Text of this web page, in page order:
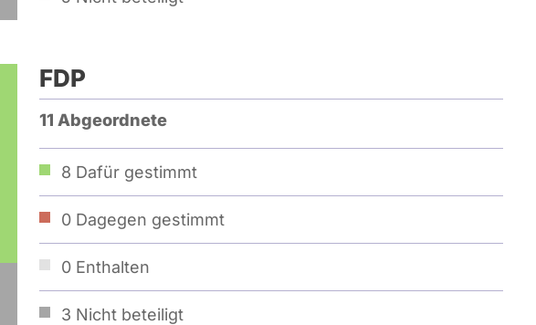
FDP
11 Abgeordnete
8 Dafür gestimmt
0 Dagegen gestimmt
0 Enthalten
3 Nicht beteiligt